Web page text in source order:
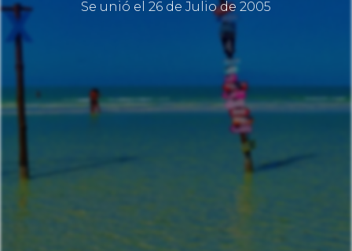
Se unió el 26 de Julio de 2005